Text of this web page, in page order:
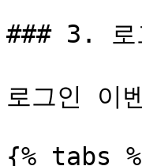
### 3. 로
로그인 이
{% tabs